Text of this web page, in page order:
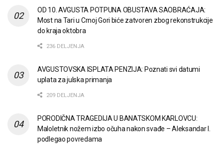
OD 10. AVGUSTA POTPUNA OBUSTAVA SAOBRAĆAJA:
Most na Tari u Crnoj Gori biće zatvoren zbog rekonstrukcije
do kraja oktobra
236 DELJENJA
AVGUSTOVSKA ISPLATA PENZIJA: Poznati svi datumi
uplata za julska primanja
209 DELJENJA
PORODIČNA TRAGEDIJA U BANATSKOM KARLOVCU:
Maloletnik nožem izbo očuha nakon svađe – Aleksandar I.
podlegao povredama